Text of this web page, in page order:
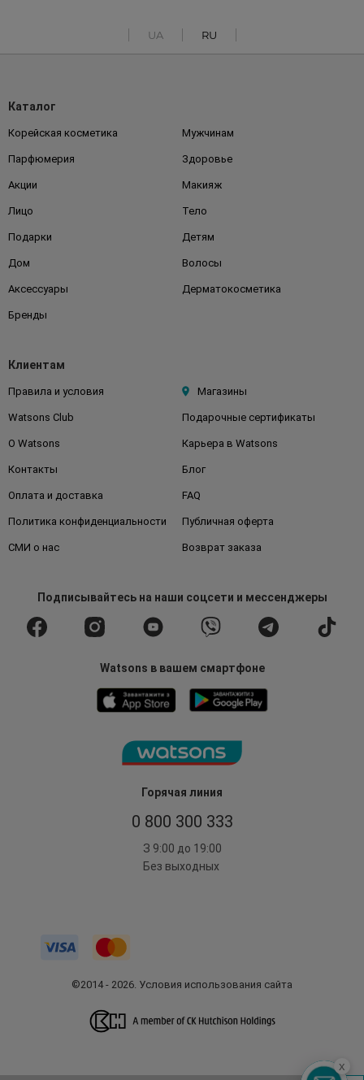
UA RU
Горячая линия
0 800 300 333
З 9:00 до 19:00
Без выходных
Каталог
Корейская косметика Мужчинам
Парфюмерия Здоровье
Акции Макияж
Лицо Тело
Подарки Детям
Дом Волосы
Аксессуары Дерматокосметика
Бренды
Клиентам
Правила и условия Магазины
Watsons Club Подарочные сертификаты
О Watsons Карьера в Watsons
Контакты Блог
Оплата и доставка FAQ
Политика конфиденциальности Публичная оферта
СМИ о нас Возврат заказа
Подписывайтесьна наши соцсети и мессенджеры
Watsons в вашем смартфоне
©2014 - 2026. Условия использования сайта
x